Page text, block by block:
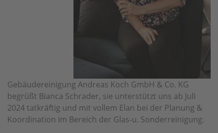
Gebäudereinigung Andreas Koch GmbH & Co. KG
begrüßt Bianca Schrader, sie unterstützt uns ab Juli
2024 tatkräftig und mit vollem Elan bei der Planung &
Koordination im Bereich der Glas-u. Sonderreinigung.